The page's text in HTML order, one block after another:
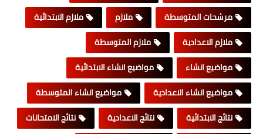
مرشحات المتوسطة
ملازم
ملازم الابتدائية
ملازم الاعدادية
ملازم المتوسطة
مواضيع انشاء
مواضيع انشاء الابتدائية
مواضيع انشاء الاعدادية
مواضيع انشاء المتوسطة
نتائج الابتدائية
نتائج الاعدادية
نتائج الامتحانات